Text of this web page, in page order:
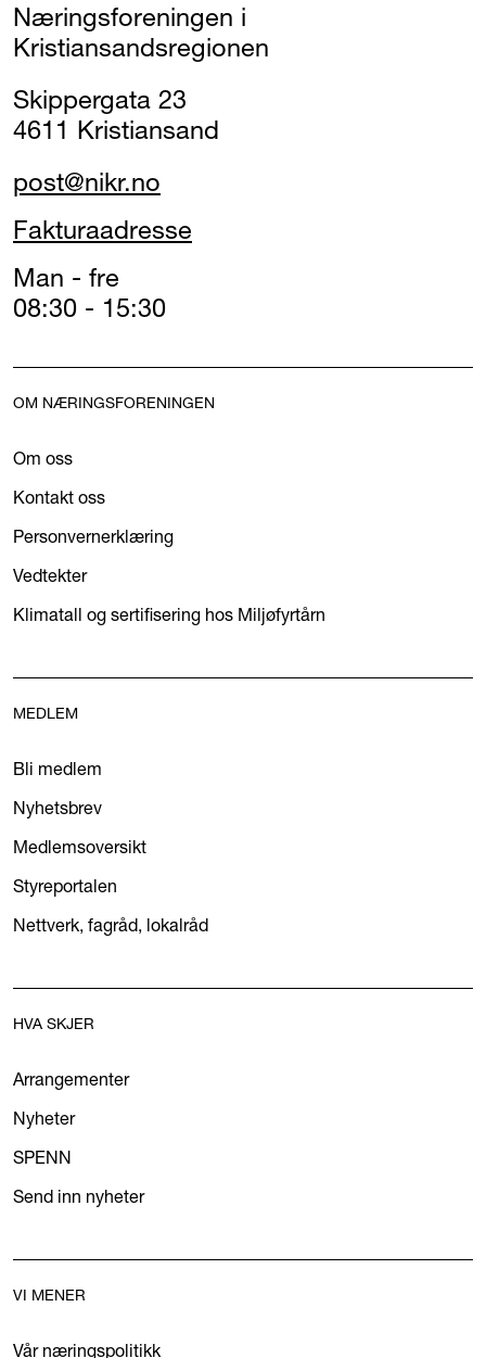
Næringsforeningen i
Kristiansandsregionen
Skippergata 23
4611 Kristiansand
post@nikr.no
Fakturaadresse
Man - fre
08:30 - 15:30
OM NÆRINGSFORENINGEN
Om oss
Kontakt oss
Personvernerklæring
Vedtekter
Klimatall og sertifisering hos Miljøfyrtårn
MEDLEM
Bli medlem
Nyhetsbrev
Medlemsoversikt
Styreportalen
Nettverk, fagråd, lokalråd
HVA SKJER
Arrangementer
Nyheter
SPENN
Send inn nyheter
VI MENER
Vår næringspolitikk